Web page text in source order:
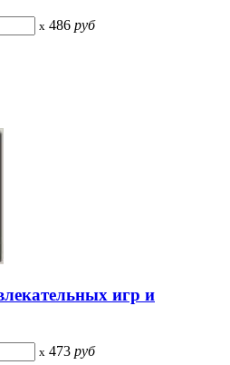
x 486 руб
игр и
x 473 руб